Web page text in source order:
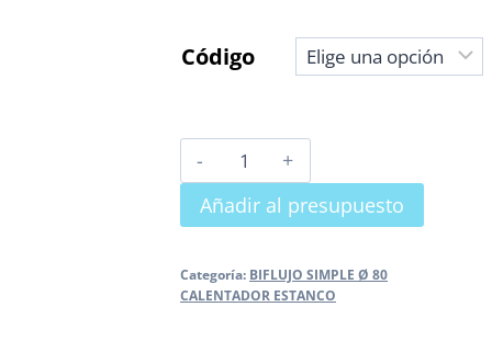
Código
AMPLIACIÓN
M-
H
Añadir al presupuesto
Categoría: BIFLUJO SIMPLE Ø 80
CALENTADOR ESTANCO